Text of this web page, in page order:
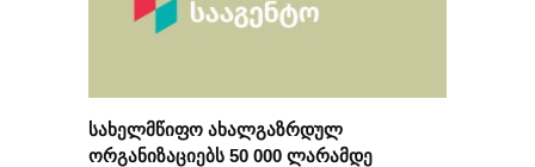
სახელმწიფო ახალგაზრდულ
ორგანიზაციებს 50 000 ლარამდე